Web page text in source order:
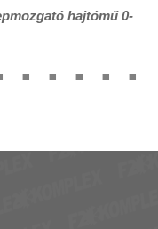
hajtómű 0-